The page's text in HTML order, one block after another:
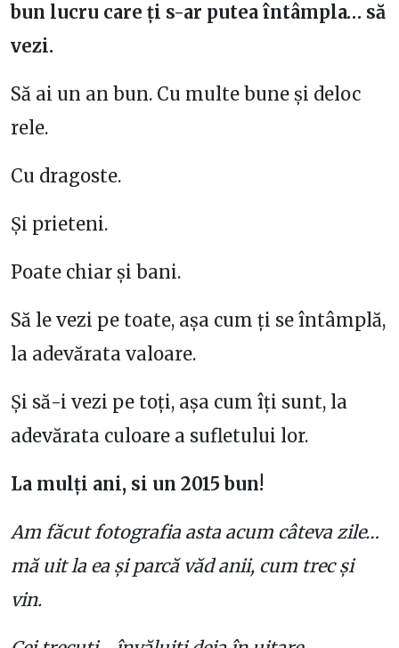
bun lucru care ți s-ar putea întâmpla… să
vezi.
Să ai un an bun. Cu multe bune și deloc
rele.
Cu dragoste.
Și prieteni.
Poate chiar și bani.
Să le vezi pe toate, așa cum ți se întâmplă,
la adevărata valoare.
Și să-i vezi pe toți, așa cum îți sunt, la
adevărata culoare a sufletului lor.
La mulți ani, si un 2015 bun!
Am făcut fotografia asta acum câteva zile…
mă uit la ea și parcă văd anii, cum trec și
vin.